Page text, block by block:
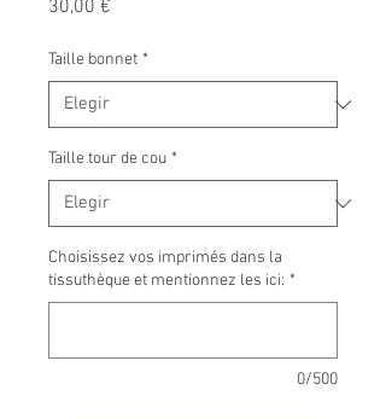
30,00 €
Taille bonnet *
Taille tour de cou *
Choisissez vos imprimés dans la
tissuthèque et mentionnez les ici: *
0/500